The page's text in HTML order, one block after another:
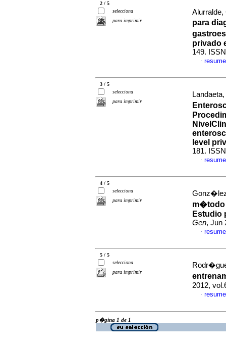
2 / 5
selecciona
para imprimir
para
privado
149.
·
3 / 5
selecciona
para imprimir
Nivel
level
181.
·
4 / 5
selecciona
para imprimir
m�todo
Estudio
Gen, Jun
·
5 / 5
selecciona
para imprimir
2012,
·
p�gina 1 de 1